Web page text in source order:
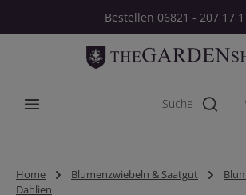
Zum Hauptinhalt springenBestellen 06821 - 207 17
Home Blumenzwiebeln & Saatgut
Dahlien